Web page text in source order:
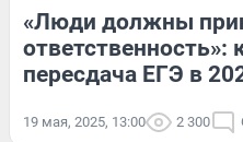
«Люди должны
ответственность»:
пересдача ЕГЭ в
19 мая, 2025, 13:00 2 300